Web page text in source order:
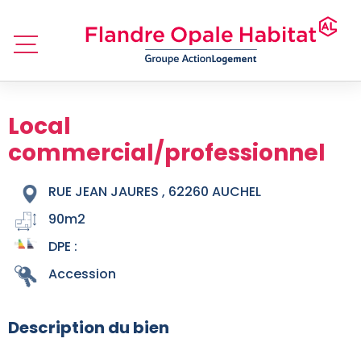
Local
commercial/professionnel
RUE JEAN JAURES , 62260 AUCHEL
90m2
DPE :
Accession
Description du bien